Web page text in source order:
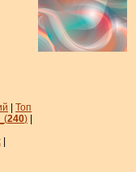
Топ
(240)
|